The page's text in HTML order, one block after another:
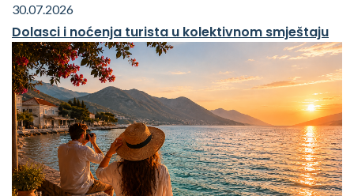
30.07.2026
Dolasci i noćenja turista u kolektivnom smještaju